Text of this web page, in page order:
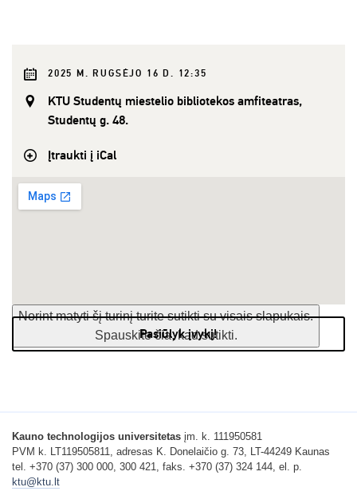
2025 M. RUGSĖJO 16 D. 12:35
KTU Studentų miestelio bibliotekos amfiteatras,
Studentų g. 48.
Įtraukti į iCal
Norint matyti šį turinį turite sutikti su visais slapukais.
Spauskite čia, kad sutikti.
Pasiūlyk įvykį!
Kauno technologijos universitetas įm. k. 111950581
PVM k. LT119505811, adresas K. Donelaičio g. 73, LT-44249 Kaunas
tel. +370 (37) 300 000, 300 421, faks. +370 (37) 324 144, el. p.
ktu@ktu.lt